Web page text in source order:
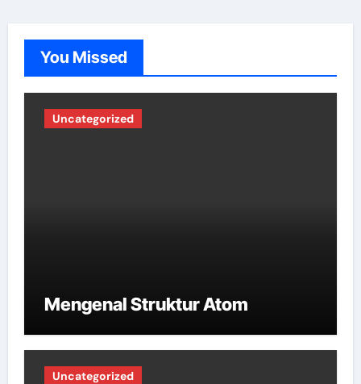
You Missed
Uncategorized
Mengenal Struktur Atom
Uncategorized